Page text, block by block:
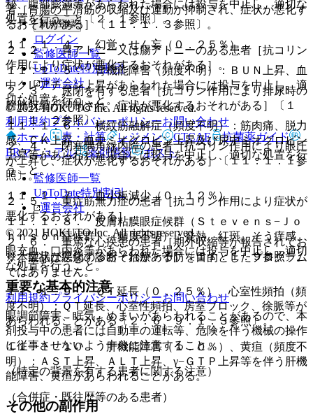
者［胃腸の平滑筋の収縮及び運動が抑制され、症状が悪化す
るおそれがある］〔１１．１．３参照〕。
２．２． 胃アトニー又は腸アトニーのある患者［抗コリン
作用により症状が悪化するおそれがある］。
２．３． 尿閉を有する患者［抗コリン作用により排尿時の
膀胱収縮が抑制され、症状が悪化するおそれがある］〔１
１．１．２参照〕。
２．４． 閉塞隅角緑内障の患者［抗コリン作用により眼圧
が上昇し、症状が悪化するおそれがある］〔１１．１．１参
照〕。
２．５． 重症筋無力症の患者［抗コリン作用により症状が
悪化するおそれがある］。
２．６． 重篤な心疾患の患者［期外収縮等が報告されてお
り、症状が悪化するおそれがある］〔１１．１．９参照〕。
重要な基本的注意
眼調節障害、眠気、めまいがあらわれることがあるので、本
剤投与中の患者には自動車の運転等、危険を伴う機械の操作
に従事させないよう十分に注意すること。
（特定の背景を有する患者に関する注意）
（合併症・既往歴等のある患者）
秘、腹部膨満等があらわれた場合には投与を中止し、適切な
処置を行うこと〔２．１参照〕。
１１．１．４． 幻覚・せん妄（０．２５％）。
１１．１．５． 腎機能障害（頻度不明）：ＢＵＮ上昇、血
中クレアチニン上昇があらわれた場合には投与を中止し、適
切な処置を行うこと。
１１．１．６． 横紋筋融解症（頻度不明）：筋肉痛、脱力
感、ＣＫ上昇、血中ミオグロビン上昇及び尿中ミオグロビン
上昇等があらわれた場合には投与を中止し、適切な処置を行
うこと。
１１．１．７． 血小板減少（０．１２％）。
１１．１．８． 皮膚粘膜眼症候群（Ｓｔｅｖｅｎｓ−Ｊｏ
ｈｎｓｏｎ症候群）（頻度不明）：発熱、紅斑、そう痒感、
眼充血、口内炎等があらわれた場合には投与を中止し、適切
な処置を行うこと。
１１．１．９． ＱＴ延長（０．２５％）、心室性頻拍（頻
度不明）：ＱＴ延長、心室性頻拍、房室ブロック、徐脈等が
あらわれることがある〔２．６、９．１．３参照〕。
１１．１．１０． 肝機能障害（１．０％）、黄疸（頻度不
明）：ＡＳＴ上昇、ＡＬＴ上昇、γ−ＧＴＰ上昇等を伴う肝機
能障害、黄疸があらわれることがある。
その他の副作用
新規登録
ログイン
監修医師一覧
UpToDate特別割引
運営会社
© 2021 HOKUTO Inc. All rights reserved.
利用規約プライバシーポリシーお問い合わせ
ホーム
表・計算 レジメン CTCAE
抗菌薬ガイド
ERマニュアル
薬剤情報 ポスト
監修医師一覧
UpToDate特別割引
運営会社
© 2021 HOKUTO Inc. All rights reserved.
※本製品は疾病の診断・治療・予防を目的としたプログラム
ではありません。
利用規約プライバシーポリシーお問い合わせ